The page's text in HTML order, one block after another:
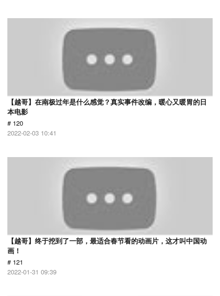
【越哥】在南极过年是什么感觉？真实事件改编，暖心又暖胃的日
本电影
# 120
2022-02-03 10:41
【越哥】终于挖到了一部，最适合春节看的动画片，这才叫中国动
画！
# 121
2022-01-31 09:39